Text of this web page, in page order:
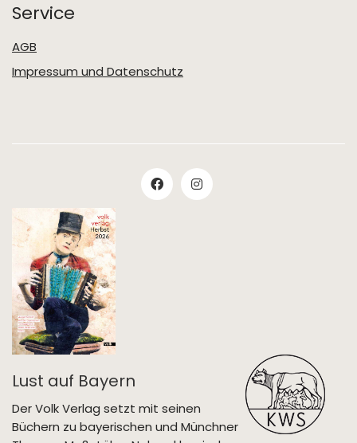
Service
AGB
Impressum und Datenschutz
Lust auf Bayern
Der Volk Verlag setzt mit seinen
Büchern zu bayerischen und Münchner